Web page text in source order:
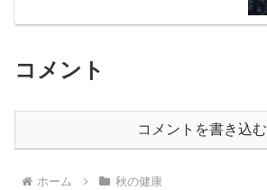
コメント
コメントを書き込む
ホーム 秋の健康